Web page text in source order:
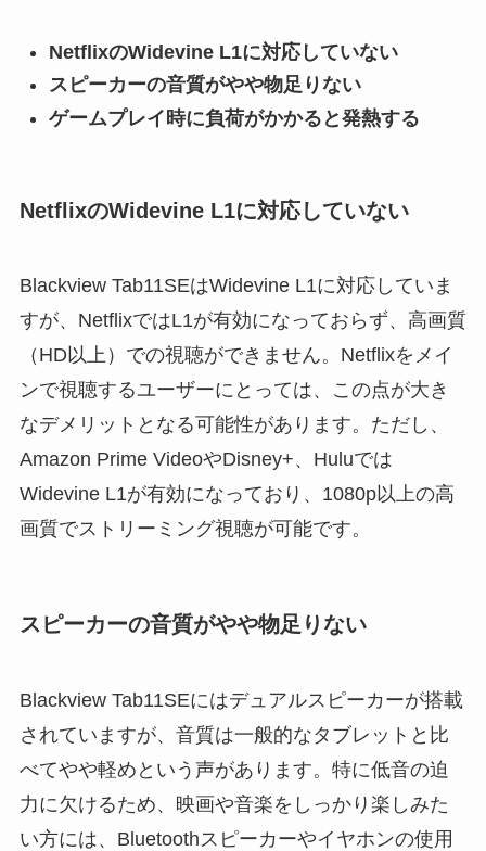
NetflixのWidevine L1に対応していない
スピーカーの音質がやや物足りない
ゲームプレイ時に負荷がかかると発熱する
NetflixのWidevine L1に対応していない
Blackview Tab11SEはWidevine L1に対応していま
すが、NetflixではL1が有効になっておらず、高画質
（HD以上）での視聴ができません。Netflixをメイ
ンで視聴するユーザーにとっては、この点が大き
なデメリットとなる可能性があります。ただし、
Amazon Prime VideoやDisney+、Huluでは
Widevine L1が有効になっており、1080p以上の高
画質でストリーミング視聴が可能です。
スピーカーの音質がやや物足りない
Blackview Tab11SEにはデュアルスピーカーが搭載
されていますが、音質は一般的なタブレットと比
べてやや軽めという声があります。特に低音の迫
力に欠けるため、映画や音楽をしっかり楽しみた
い方には、Bluetoothスピーカーやイヤホンの使用